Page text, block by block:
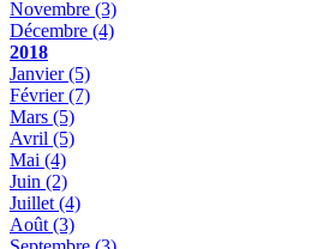
Novembre (3)
Décembre (4)
2018
Janvier(5)
Février(7)
Mars (5)
Avril (5)
Mai (4)
Juin (2)
Juillet(4)
Août(3)